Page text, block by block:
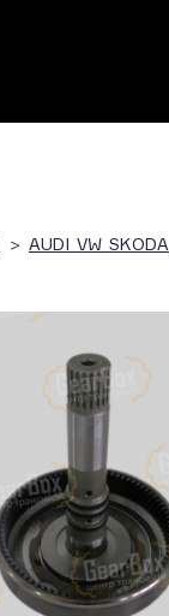
AUDI_VW_SKODA